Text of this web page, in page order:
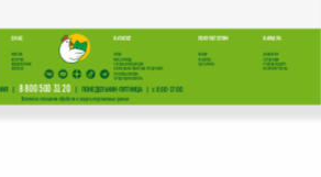
О НАС КАТАЛОГ ПОКУПАТЕЛЯМ КАРЬЕРА
МИССИЯ ЯЙЦО АКЦИИ
ВАКАНСИИ
ИСТОРИЯ МЯСО ПТИЦЫ РЕЦЕПТЫ
СТУДЕНТАМ
ВИДЕОРОЛИКИ ГОТОВАЯ ПРОДУКЦИЯ ГДЕ КУПИТЬ
УЧЕБНЫЙ ЦЕНТР
НОВОСТИ КОПЧЕНАЯ И ЖАРЕНАЯ ПРОДУКЦИЯ
ИСТОРИИ УСПЕХА
ПОЛУФАБРИКАТЫ
ПРОДУКЦИЯ ХАЛЯЛЬ
| 8 800 500 31 20 | ПОНЕДЕЛЬНИК-ПЯТНИЦА | с 8:00-17:00
Политика в отношении обработки и защиты персональных данных